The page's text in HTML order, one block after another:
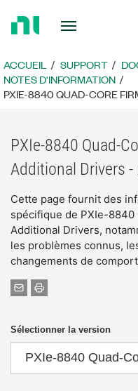
page
d’accueil
ACCUEIL SUPPORT
NOTES D'INFORMATION
PXIE-8840 QUAD-CORE
PXIe-8840 Quad-
Additional Drivers
Cette page fournit des
spécifique de PXIe-8840
Additional Drivers,
les problèmes connus,
changements de
Sélectionner la version